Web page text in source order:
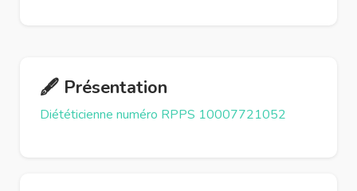
🖋️ Présentation
Diététicienne numéro RPPS 10007721052